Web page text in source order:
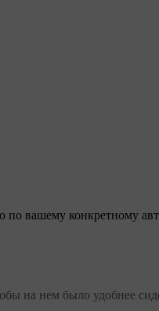
по вашему конкретному
на нем было удобнее